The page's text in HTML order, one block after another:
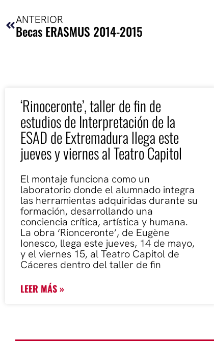
ANTERIOR
Becas ERASMUS 2014-2015
‘Rinoceronte’, taller de fin de
estudios de Interpretación de la
ESAD de Extremadura llega este
jueves y viernes al Teatro Capitol
El montaje funciona como un
laboratorio donde el alumnado integra
las herramientas adquiridas durante su
formación, desarrollando una
conciencia crítica, artística y humana.
La obra ‘Rionceronte’, de Eugène
Ionesco, llega este jueves, 14 de mayo,
y el viernes 15, al Teatro Capitol de
Cáceres dentro del taller de fin
LEER MÁS »